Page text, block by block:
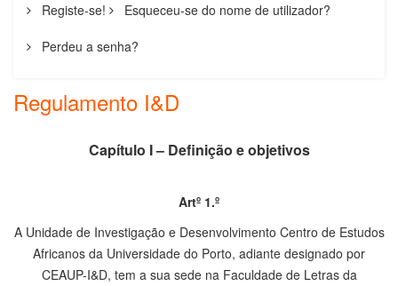
Registe-se! Esqueceu-se do nome de utilizador?
Perdeu a senha?
Regulamento I&D
Capítulo I – Definição e objetivos
Artº 1.º
A Unidade de Investigação e Desenvolvimento Centro de Estudos
Africanos da Universidade do Porto, adiante designado por
CEAUP-I&D, tem a sua sede na Faculdade de Letras da